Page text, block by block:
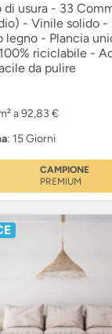
usura - 33
- Vinile solido -
- Plancia
riciclabile -
da pulire
a 92,83 €
: 15 Giorni
CAMPIONE
PREMIUM